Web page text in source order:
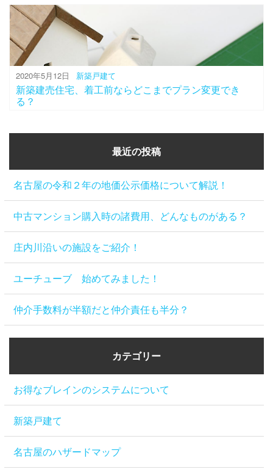
2020年5月12日 新築戸建て
新築建売住宅、着工前ならどこまでプラン変更でき
る？
最近の投稿
名古屋の令和２年の地価公示価格について解説！
中古マンション購入時の諸費用、どんなものがある？
庄内川沿いの施設をご紹介！
ユーチューブ 始めてみました！
仲介手数料が半額だと仲介責任も半分？
カテゴリー
お得なブレインのシステムについて
新築戸建て
名古屋のハザードマップ